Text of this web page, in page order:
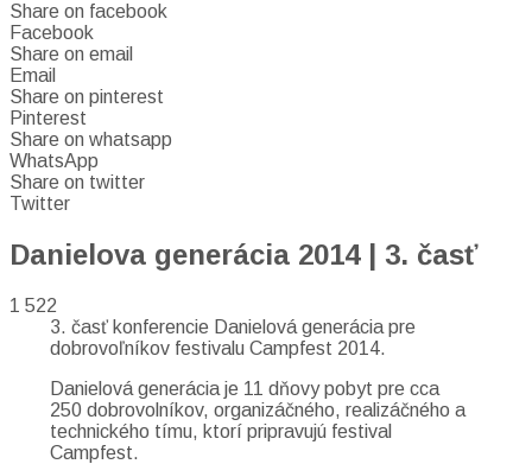
Share on facebook
Facebook
Share on email
Email
Share on pinterest
Pinterest
Share on whatsapp
WhatsApp
Share on twitter
Twitter
Danielova generácia 2014 | 3. časť
1 522
3. časť konferencie Danielová generácia pre
dobrovoľníkov festivalu Campfest 2014.
Danielová generácia je 11 dňovy pobyt pre cca
250 dobrovolníkov, organizáčného, realizáčného a
technického tímu, ktorí pripravujú festival
Campfest.